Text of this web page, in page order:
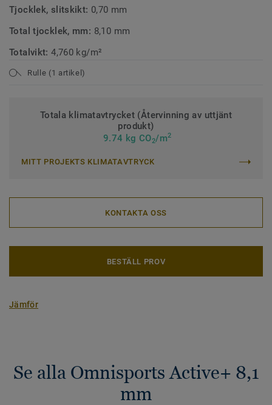
Tjocklek, slitskikt: 0,70 mm
Total tjocklek, mm: 8,10 mm
Totalvikt:4,760 kg/m²
Rulle (1 artikel)
Totala klimatavtrycket (Återvinning av uttjänt
produkt)
9.74 kg CO2/m2
MITT PROJEKTS KLIMATAVTRYCK
KONTAKTA OSS
BESTÄLL PROV
Jämför
Se alla Omnisports Active+ 8,1
mm